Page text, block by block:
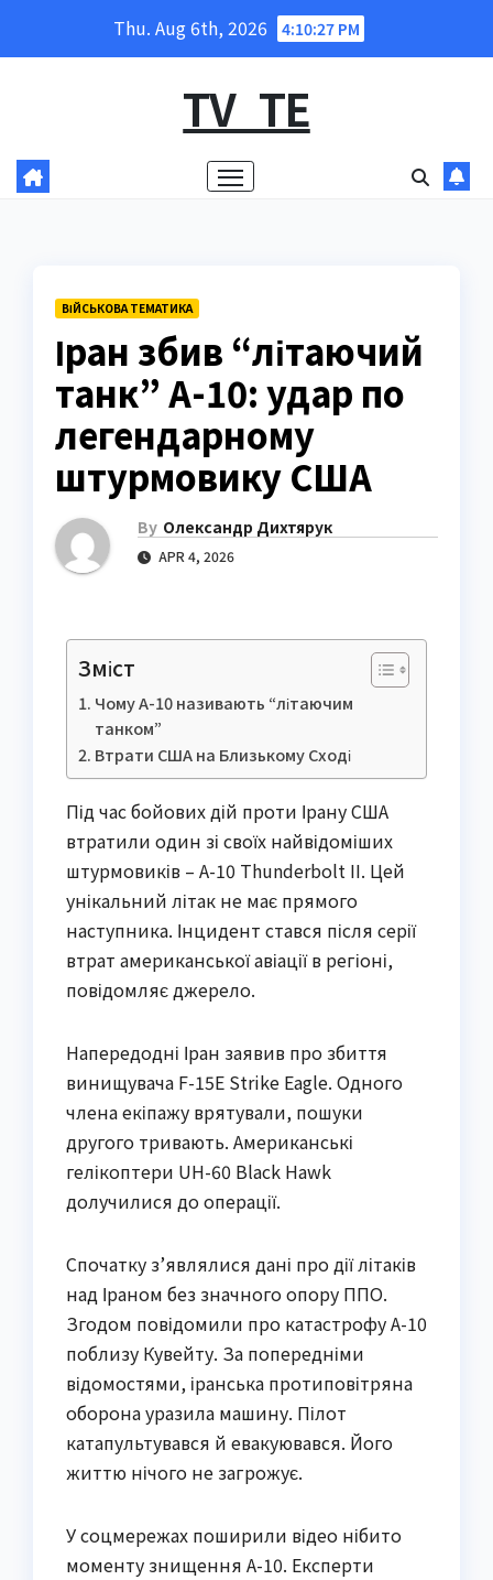
Thu. Aug 6th, 2026 4:10:28 PM
TV_TE
ВІЙСЬКОВА ТЕМАТИКА
Іран збив “літаючий
танк” A-10: удар по
легендарному
штурмовику США
By Олександр Дихтярук
APR 4, 2026
Зміст
Чому A-10 називають “літаючим
танком”
Втрати США на Близькому Сході
Під час бойових дій проти Ірану США
втратили один зі своїх найвідоміших
штурмовиків – A-10 Thunderbolt II. Цей
унікальний літак не має прямого
наступника. Інцидент стався після серії
втрат американської авіації в регіоні,
повідомляє джерело.
Напередодні Іран заявив про збиття
винищувача F-15E Strike Eagle. Одного
члена екіпажу врятували, пошуки
другого тривають. Американські
гелікоптери UH-60 Black Hawk
долучилися до операції.
Спочатку з’являлися дані про дії літаків
над Іраном без значного опору ППО.
Згодом повідомили про катастрофу A-10
поблизу Кувейту. За попередніми
відомостями, іранська протиповітряна
оборона уразила машину. Пілот
катапультувався й евакуювався. Його
життю нічого не загрожує.
У соцмережах поширили відео нібито
моменту знищення A-10. Експерти